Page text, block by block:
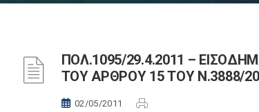
ΠΟΛ.1095/29.4.2011 –
ΤΟΥ ΑΡΘΡΟΥ 15 ΤΟΥ Ν.3888/
02/05/2011